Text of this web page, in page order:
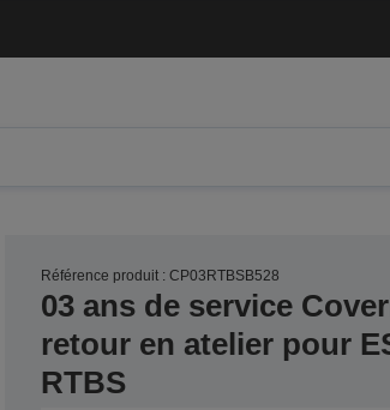
Référence produit : CP03RTBSB528
03 ans de service
retour en atelier pour
RTBS